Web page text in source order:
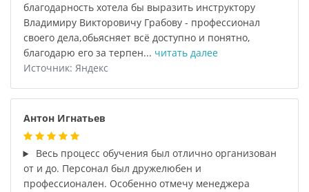
благодарность хотела бы выразить инструктору
Владимиру Викторовичу Грабову - профессионал
своего дела,обьясняет всё доступно и понятно,
благодарю его за терпен... читать далее
Источник: Яндекс
Антон Игнатьев
Весь процесс обучения был отлично организован
от и до. Персонал был дружелюбен и
профессионален. Особенно отмечу менеджера